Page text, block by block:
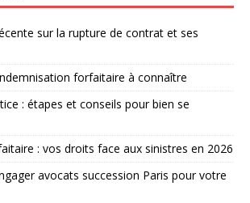
sur la rupture de contrat et ses
forfaitaire à connaître
: étapes et conseils pour bien se
: vos droits face aux sinistres en 2026
avocats succession Paris pour votre